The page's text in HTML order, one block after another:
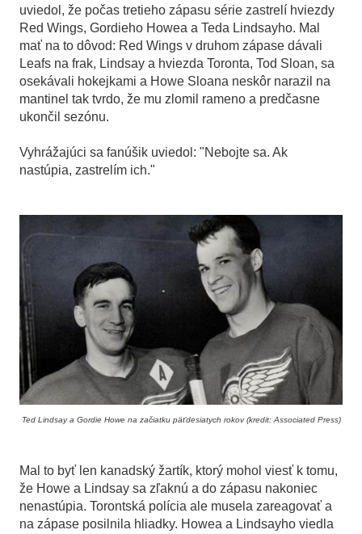
uviedol, že počas tretieho zápasu série zastrelí hviezdy
Red Wings, Gordieho Howea a Teda Lindsayho. Mal
mať na to dôvod: Red Wings v druhom zápase dávali
Leafs na frak, Lindsay a hviezda Toronta, Tod Sloan, sa
osekávali hokejkami a Howe Sloana neskôr narazil na
mantinel tak tvrdo, že mu zlomil rameno a predčasne
ukončil sezónu.
Vyhrážajúci sa fanúšik uviedol: "Nebojte sa. Ak
nastúpia, zastrelím ich."
Ted Lindsay a Gordie Howe na začiatku päťdesiatych rokov (kredit: Associated Press)
Mal to byť len kanadský žartík, ktorý mohol viesť k tomu,
že Howe a Lindsay sa zľaknú a do zápasu nakoniec
nenastúpia. Torontská polícia ale musela zareagovať a
na zápase posilnila hliadky. Howea a Lindsayho viedla